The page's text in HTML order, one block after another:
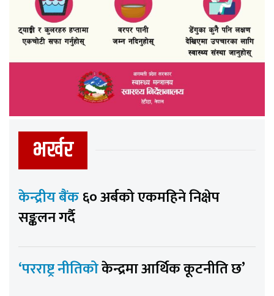
भर्खर
केन्द्रीय बैंक६० अर्बको एकमहिने निक्षेप
सङ्कलन गर्दै
‘परराष्ट्र नीतिकोकेन्द्रमा आर्थिक कूटनीति छ’